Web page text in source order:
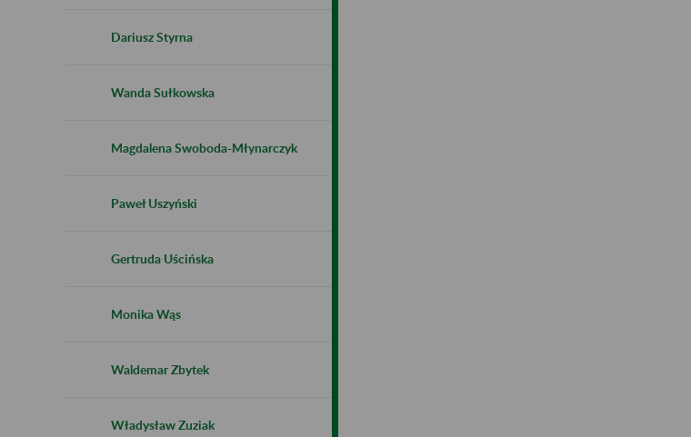
Dariusz Styrna
Wanda Sułkowska
Magdalena Swoboda-Młynarczyk
Paweł Uszyński
Gertruda Uścińska
Monika Wąs
Waldemar Zbytek
Władysław Zuziak